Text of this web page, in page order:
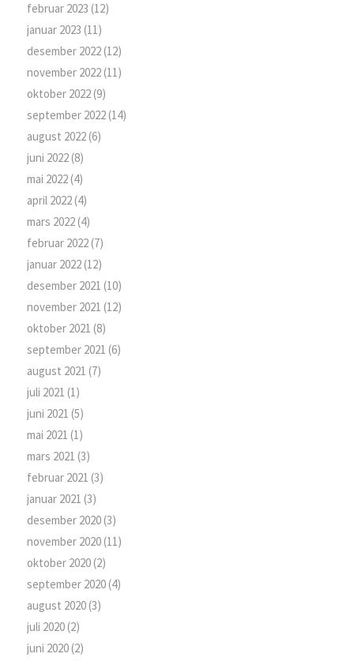
februar 2023 (12)
januar 2023 (11)
desember 2022(12)
november 2022(11)
oktober 2022(9)
september 2022(14)
august 2022(6)
juni 2022(8)
mai 2022(4)
april 2022(4)
mars 2022(4)
februar 2022(7)
januar 2022(12)
desember 2021 (10)
november 2021 (12)
oktober 2021 (8)
september 2021 (6)
august 2021 (7)
juli 2021 (1)
juni 2021 (5)
mai 2021 (1)
mars 2021 (3)
februar 2021 (3)
januar 2021 (3)
desember 2020(3)
november 2020(11)
oktober 2020(2)
september 2020(4)
august 2020(3)
juli 2020(2)
juni 2020(2)